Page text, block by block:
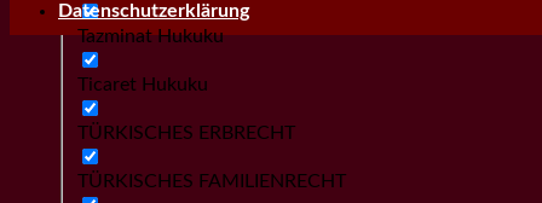
Tazminat Hukuku
Ticaret Hukuku
TÜRKISCHES ERBRECHT
TÜRKISCHES FAMILIENRECHT
Datenschutzerklärung